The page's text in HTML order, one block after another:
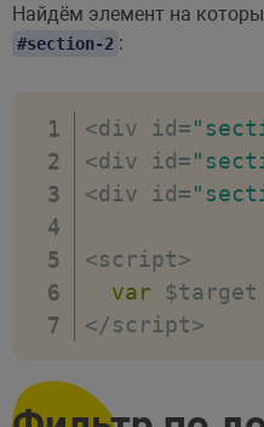
Найдём элемент на
#section-2 :
<div id=
<div id=
<div id=
<script>
var $target
</script>